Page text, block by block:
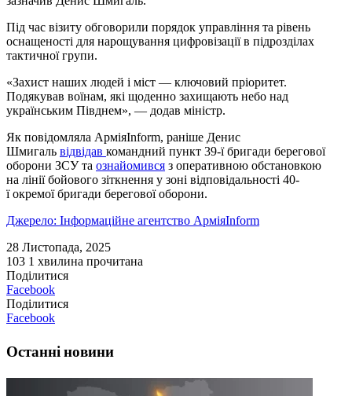
Під час візиту обговорили порядок управління та рівень
оснащеності для нарощування цифровізації в підрозділах
тактичної групи.
«Захист наших людей і міст — ключовий пріоритет.
Подякував воїнам, які щоденно захищають небо над
українським Півднем», — додав міністр.
Як повідомляла АрміяInform, раніше Денис
Шмигаль відвідав командний пункт 39-ї бригади берегової
оборони ЗСУ та ознайомився з оперативною обстановкою
на лінії бойового зіткнення у зоні відповідальності 40-
ї окремої бригади берегової оборони.
Джерело: Інформаційне агентство АрміяInform
28 Листопада, 2025
103 1 хвилина прочитана
Поділитися
Facebook
Поділитися
Facebook
Останні новини